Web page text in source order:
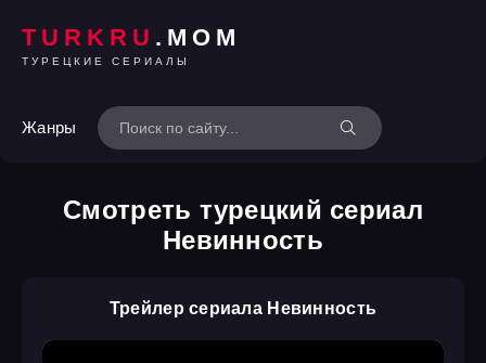
TURKRU .MOM
ТУРЕЦКИЕ СЕРИАЛЫ
Жанры
Смотреть турецкий сериал
Невинность
Трейлер сериала Невинность